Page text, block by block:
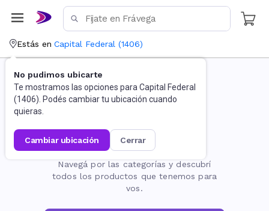
Estás en Capital Federal (1406)
No pudimos ubicarte
Te mostramos las opciones para Capital Federal
(1406). Podés cambiar tu ubicación cuando
quieras.
cambiar ubicación cerrar
La página no existe
Navegá por las categorías y descubrí
todos los productos que tenemos para
vos.